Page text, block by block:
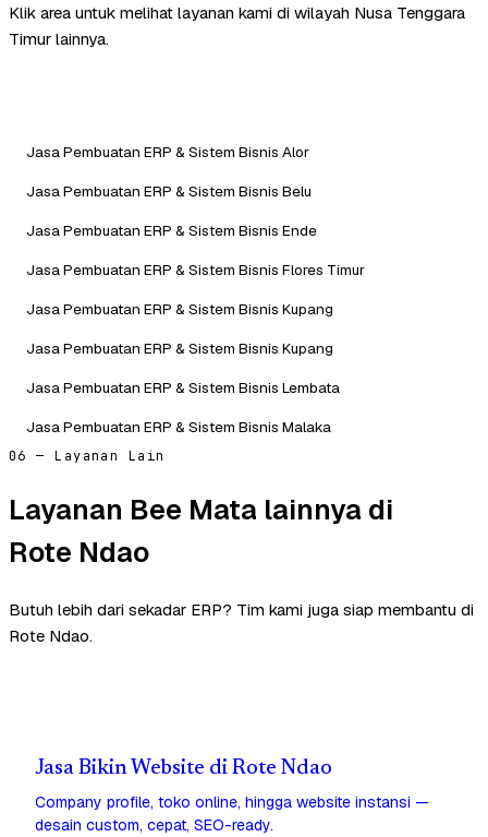
Klik area untuk melihat layanan kami di wilayah Nusa Tenggara
Timur lainnya.
Jasa Pembuatan ERP & Sistem Bisnis Alor
Jasa Pembuatan ERP & Sistem Bisnis Belu
Jasa Pembuatan ERP & Sistem Bisnis Ende
Jasa Pembuatan ERP & Sistem Bisnis Flores Timur
Jasa Pembuatan ERP & Sistem Bisnis Kupang
Jasa Pembuatan ERP & Sistem Bisnis Kupang
Jasa Pembuatan ERP & Sistem Bisnis Lembata
Jasa Pembuatan ERP & Sistem Bisnis Malaka
06 — Layanan Lain
Layanan Bee Mata lainnya di
Rote Ndao
Butuh lebih dari sekadar ERP? Tim kami juga siap membantu di
Rote Ndao.
Jasa Bikin Website di Rote Ndao
Company profile, toko online, hingga website instansi —
desain custom, cepat, SEO-ready.